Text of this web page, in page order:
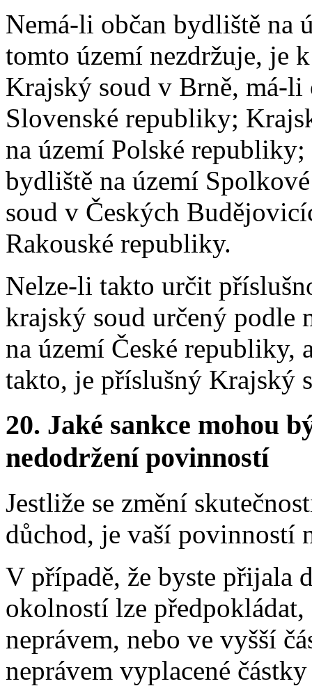
Nemá-li občan bydliště na
tomto území nezdržuje, je
Krajský soud v Brně, má-li
Slovenské republiky;
na území Polské
bydliště na území
soud v Českých
Rakouské republiky.
Nelze-li takto určit
krajský soud určený podle
na území České republiky,
takto, je příslušný Krajský
20. Jaké sankce mohou
nedodržení povinností
Jestliže se změní
důchod, je vaší povinností
V případě, že byste přijala
okolností lze
neprávem, nebo ve vyšší
neprávem vyplacené